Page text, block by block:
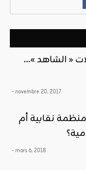
…وتتواصل حملات « الشاهد »
- novembre 20, 2017
نقابية أم
- mars 6, 2018